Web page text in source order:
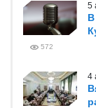
5
В
572
4